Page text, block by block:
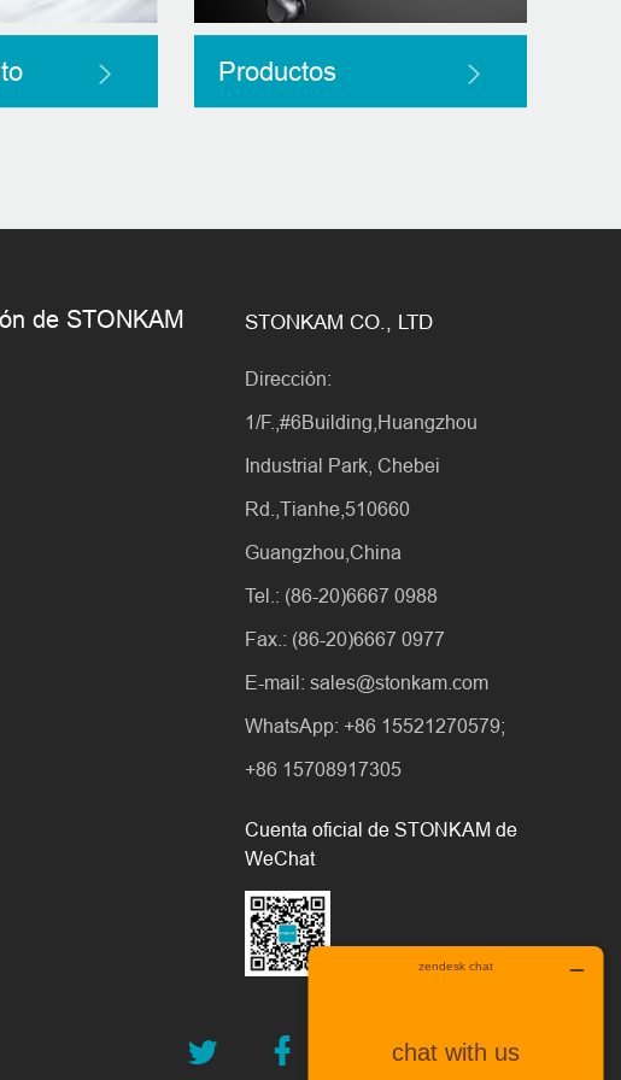
Productos
de STONKAM STONKAM CO., LTD
Dirección:
1/F.,#6Building,Huangzhou
Industrial Park, Chebei
Rd.,Tianhe,510660
Guangzhou,China
Tel.: (86-20)6667 0988
Fax.: (86-20)6667 0977
E-mail: sales@stonkam.com
WhatsApp: +86 15521270579;
+86 15708917305
Cuenta oficial de STONKAM de
WeChat